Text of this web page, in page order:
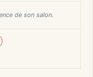
de son salon.